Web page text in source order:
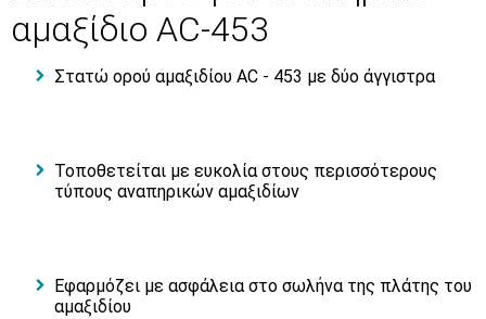
αμαξίδιο AC-453
Στατώ ορού αμαξιδίου AC - 453 με δύο άγγιστρα
Τοποθετείται με ευκολία στους περισσότερους
τύπους αναπηρικών αμαξιδίων
Εφαρμόζει με ασφάλεια στο σωλήνα της πλάτης του
αμαξιδίου